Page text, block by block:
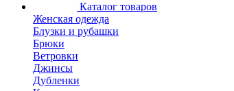
Каталог товаров
Женская одежда
Блузки и рубашки
Брюки
Ветровки
Джинсы
Дубленки